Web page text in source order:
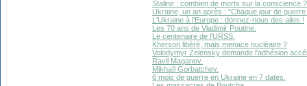
Staline : combien de morts sur la conscience ?
Ukraine, un an après : "Chaque jour de
L'Ukraine à l'Europe : donnez-nous des ailes !
Les 70 ans de Vladimir Poutine.
Le centenaire de l'URSS.
Kherson libéré, mais menace nucléaire ?
Volodymyr Zelensky demande l'adhésion
Ravil Maganov.
Mikhaïl Gorbatchev.
6 mois de guerre en Ukraine en 7 dates.